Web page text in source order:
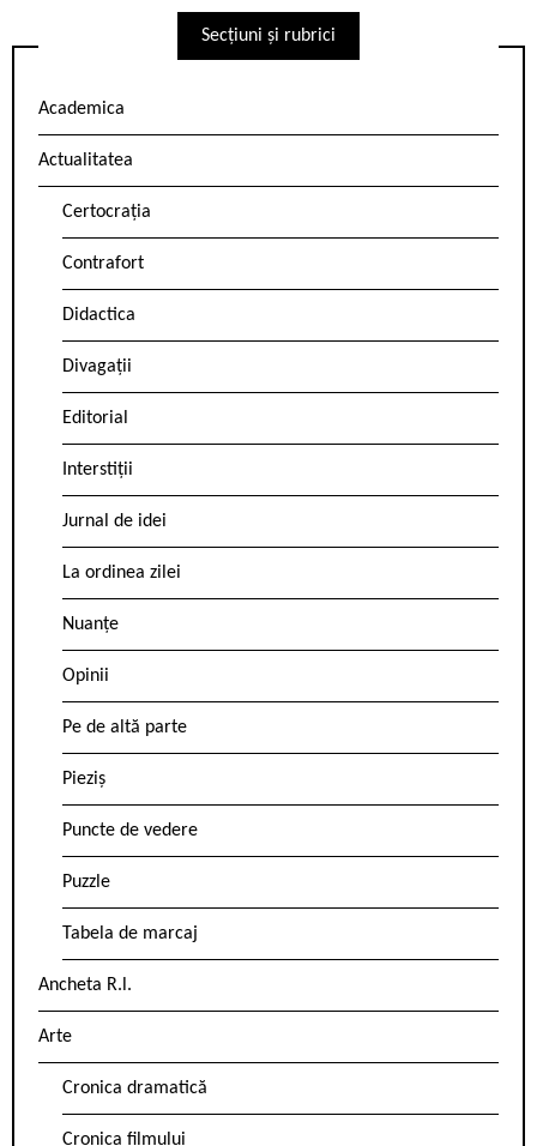
Secțiuni și rubrici
Academica
Actualitatea
Certocrația
Contrafort
Didactica
Divagații
Editorial
Interstiții
Jurnal de idei
La ordinea zilei
Nuanțe
Opinii
Pe de altă parte
Pieziș
Puncte de vedere
Puzzle
Tabela de marcaj
Ancheta R.l.
Arte
Cronica dramatică
Cronica filmului